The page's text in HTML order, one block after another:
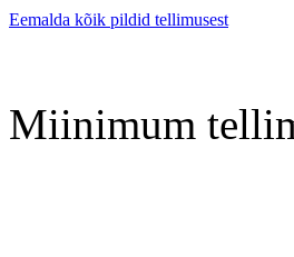
Eemalda kõik pildid tellimusest
Miinimum